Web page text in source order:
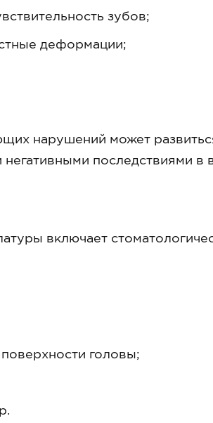
зубов;
деформации;
нарушений может
последствиями в
включает
головы;